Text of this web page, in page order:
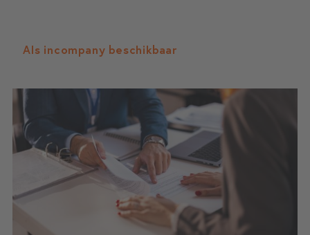
Als incompany beschikbaar